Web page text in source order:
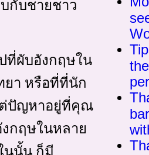
กับชายชาว
ที่ผับอังกฤษใน
ยา หรือที่ที่นัก
ต่ปัญหาอยู่ที่คุณ
กฤษในหลาย
นนั้น ก็มี